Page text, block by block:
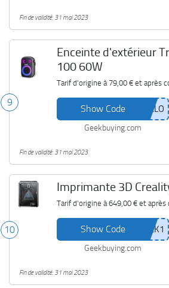
Fin de validité: 31 mai 2023
9
Enceinte d'extérieur
100 60W
Tarif d'origine à 79,00 €et après
Show Code
Geekbuying.com
Fin de validité: 31 mai 2023
10
Imprimante 3D
Tarif d'origine à649,00 €et après
Show Code
Geekbuying.com
Fin de validité: 31 mai 2023